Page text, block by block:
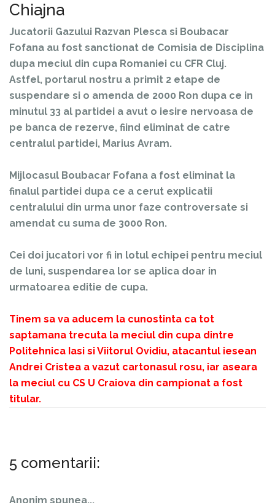
Chiajna
Jucatorii Gazului Razvan Plesca si Boubacar
Fofana au fost sanctionat de Comisia de Disciplina
dupa meciul din cupa Romaniei cu CFR Cluj.
Astfel, portarul nostru a primit 2 etape de
suspendare si o amenda de 2000 Ron dupa ce in
minutul 33 al partidei a avut o iesire nervoasa de
pe banca de rezerve, fiind eliminat de catre
centralul partidei, Marius Avram.
Mijlocasul Boubacar Fofana a fost eliminat la
finalul partidei dupa ce a cerut explicatii
centralului din urma unor faze controversate si
amendat cu suma de 3000 Ron.
Cei doi jucatori vor fi in lotul echipei pentru meciul
de luni, suspendarea lor se aplica doar in
urmatoarea editie de cupa.
Tinem sa va aducem la cunostinta ca tot
saptamana trecuta la meciul din cupa dintre
Politehnica Iasi si Viitorul Ovidiu, atacantul iesean
Andrei Cristea a vazut cartonasul rosu, iar aseara
la meciul cu CS U Craiova din campionat a fost
titular.
5 comentarii:
Anonim spunea...